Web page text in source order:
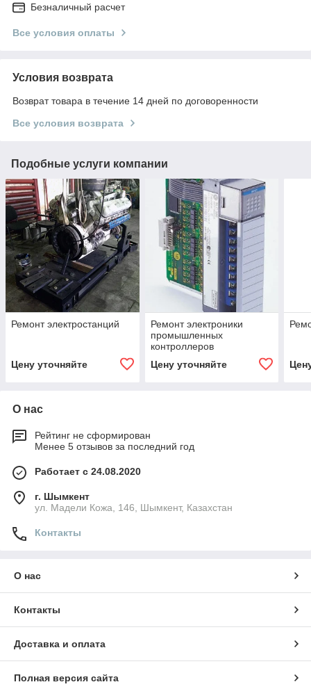
Безналичный расчет
Все условия оплаты
Условия возврата
Возврат товара в течение 14 дней по договоренности
Все условия возврата
Подобные услуги компании
Ремонт электростанций
Цену уточняйте
Ремонт электроники
промышленных
контроллеров
Цену уточняйте
О нас
Рейтинг не сформирован
Менее 5 отзывов за последний год
Работает с 24.08.2020
г. Шымкент
ул. Мадели Кожа, 146, Шымкент, Казахстан
Контакты
О нас
Контакты
Доставка и оплата
Полная версия сайта